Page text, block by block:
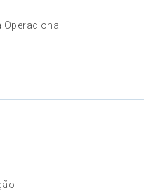
Operacional